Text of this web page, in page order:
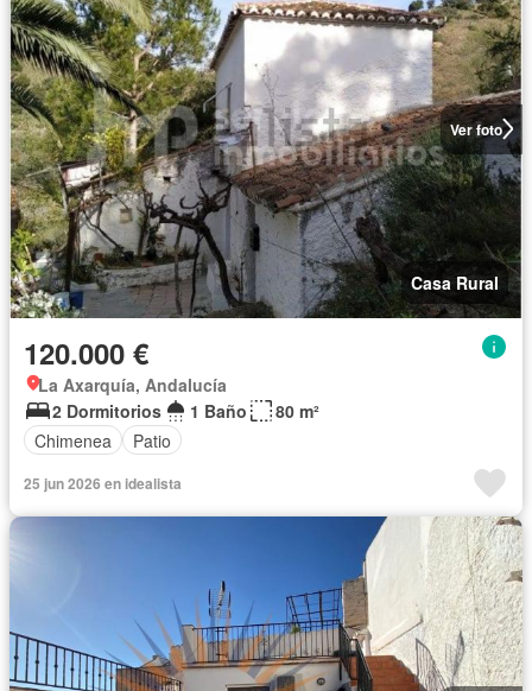
Ver foto
Casa Rural
120.000 €
La Axarquía, Andalucía
2 Dormitorios
1 Baño
80 m²
Chimenea
Patio
25 jun 2026 en idealista